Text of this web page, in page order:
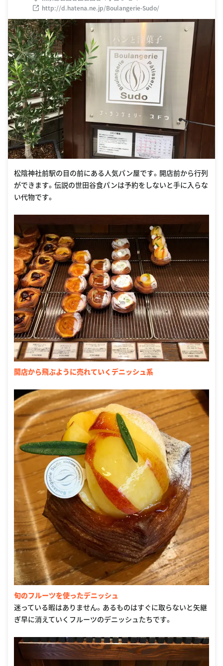
http://d.hatena.ne.jp/Boulangerie-Sudo/
松陰神社前駅の目の前にある人気パン屋です。開店前から行列
ができます。伝説の世田谷食パンは予約をしないと手に入らな
い代物です。
開店から飛ぶように売れていくデニッシュ系
旬のフルーツを使ったデニッシュ
迷っている暇はありません。あるものはすぐに取らないと矢継
ぎ早に消えていくフルーツのデニッシュたちです。